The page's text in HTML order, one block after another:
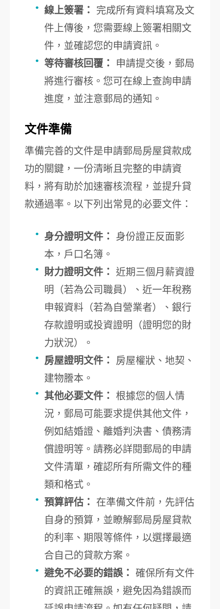
線上簽署：
完成所有資料填寫及文
件上傳後，您需要線上簽署相關文
件，並確認您的申請資訊。
等待審核回覆：
申請提交後，郵局
將進行審核。您可在線上查詢申請
進度，並注意郵局的通知。
文件準備
準備完善的文件是申請郵局房屋貸款成
功的關鍵，一份清晰且完整的申請資
料，將有助於加速審核流程，並提升貸
款通過率。以下列出常見的必要文件：
身分證明文件：
身份證正反面影
本，戶口名簿。
財力證明文件：
近期三個月薪資證
明（若為公司職員）、近一年稅務
申報資料（若為自營業者）、銀行
存款證明或投資證明（證明您的財
力狀況）。
房屋證明文件：
房屋權狀、地契、
建物謄本。
其他必要文件： 根據您的個人情
況，郵局可能要求提供其他文件，
例如結婚證、離婚判決書、債務清
償證明等。請務必詳閱郵局的申請
文件清單，確認所有所需文件的種
類和格式。
預算評估：
在準備文件前，先評估
自身的預算，並瞭解郵局房屋貸款
的利率、期限等條件，以選擇最適
合自己的貸款方案。
避免不必要的錯誤： 確保所有文件
的資訊正確無誤，避免因為錯誤而